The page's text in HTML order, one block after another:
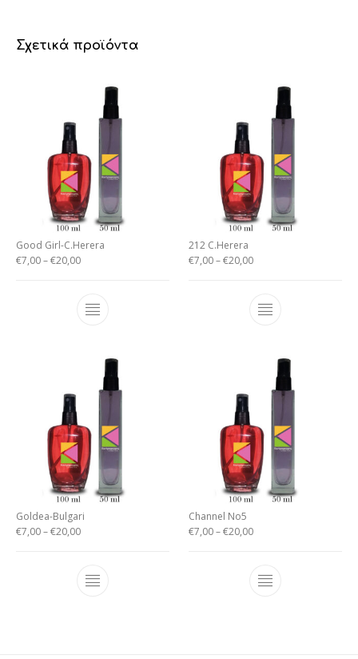
Σχετικά προϊόντα
Good Girl-C.Herera
€7,00–€20,00
212 C.Herera
€7,00–€20,00
Goldea-Bulgari
€7,00–€20,00
Channel No5
€7,00–€20,00